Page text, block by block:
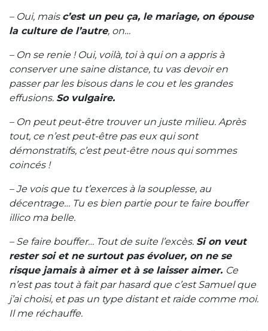
– Oui, mais c’est un peu ça, le mariage, on épouse
la culture de l’autre, on…
– On se renie ! Oui, voilà, toi à qui on a appris à
conserver une saine distance, tu vas devoir en
passer par les bisous dans le cou et les grandes
effusions. So vulgaire.
– On peut peut-être trouver un juste milieu. Après
tout, ce n’est peut-être pas eux qui sont
démonstratifs, c’est peut-être nous qui sommes
coincés !
– Je vois que tu t’exerces à la souplesse, au
décentrage… Tu es bien partie pour te faire bouffer
illico ma belle.
– Se faire bouffer… Tout de suite l’excès. Si on veut
rester soi et ne surtout pas évoluer, on ne se
risque jamais à aimer et à se laisser aimer. Ce
n’est pas tout à fait par hasard que c’est Samuel que
j’ai choisi, et pas un type distant et raide comme moi.
Il me réchauffe.